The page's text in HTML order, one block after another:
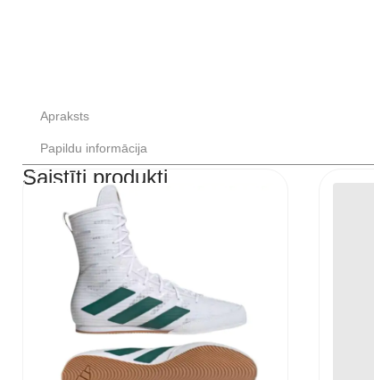
Apraksts
Papildu informācija
Saistīti produkti